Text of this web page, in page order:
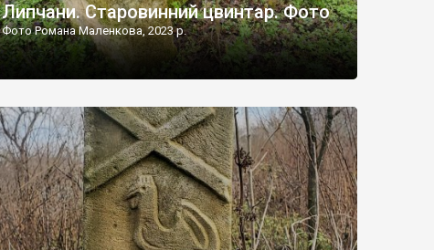
Липчани. Старовинний цвинтар. Фото
Фото Романа Маленкова, 2023 р.